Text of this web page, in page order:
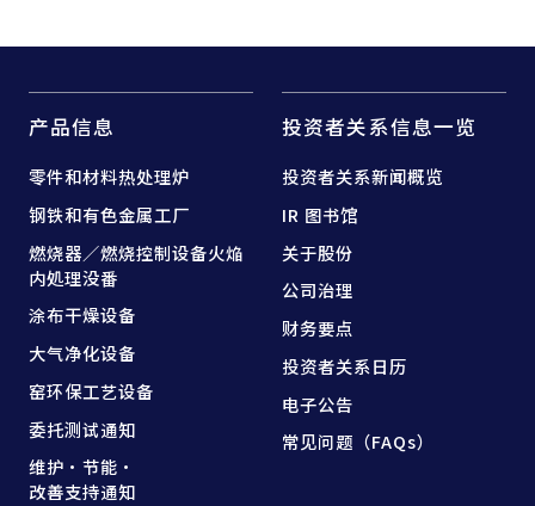
产品信息
零件和材料热处理炉
钢铁和有色金属工厂
燃烧器／燃烧控制设备火焔
内処理没番
涂布干燥设备
大气净化设备
窑环保工艺设备
委托测试通知
维护·节能·
改善支持通知
投资者关系信息一览
投资者关系新闻概览
IR 图书馆
关于股份
公司治理
财务要点
投资者关系日历
电子公告
常见问题（FAQs）